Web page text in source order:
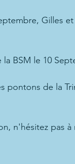
Gilles et
BSM le 10
pontons de la
n'hésitez pas